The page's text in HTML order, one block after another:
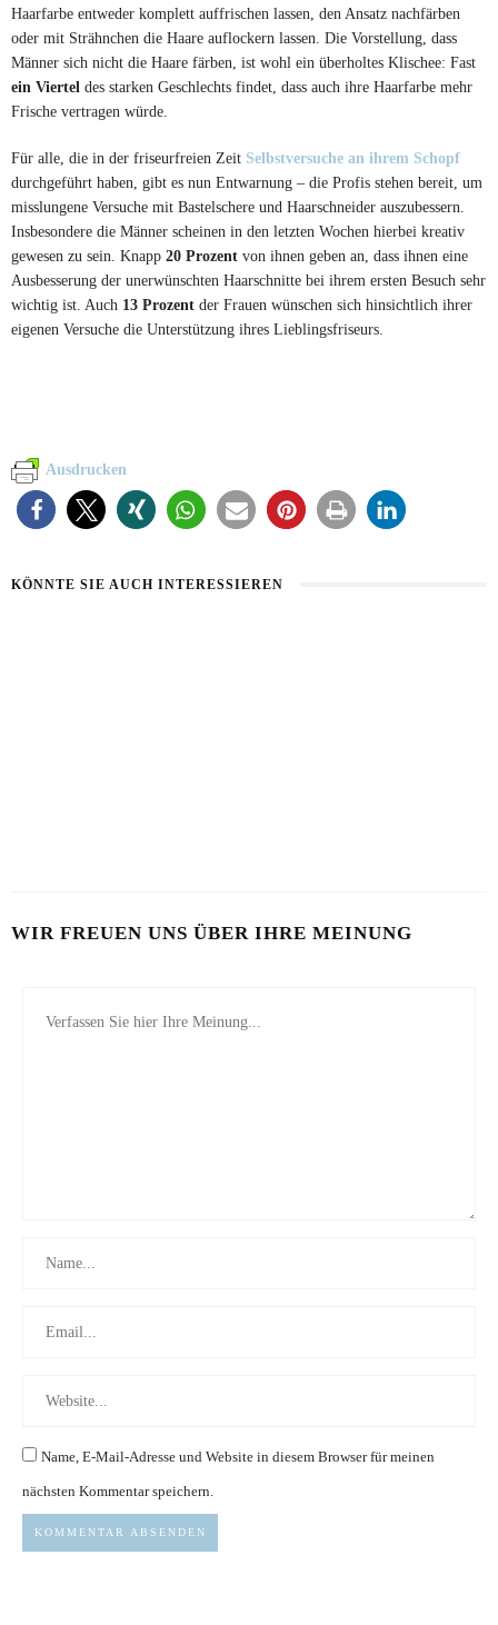
Haarfarbe entweder komplett auffrischen lassen, den Ansatz nachfärben
oder mit Strähnchen die Haare auflockern lassen. Die Vorstellung, dass
Männer sich nicht die Haare färben, ist wohl ein überholtes Klischee: Fast
ein Viertel des starken Geschlechts findet, dass auch ihre Haarfarbe mehr
Frische vertragen würde.
Für alle, die in der friseurfreien Zeit Selbstversuche an ihrem Schopf
durchgeführt haben, gibt es nun Entwarnung – die Profis stehen bereit, um
misslungene Versuche mit Bastelschere und Haarschneider auszubessern.
Insbesondere die Männer scheinen in den letzten Wochen hierbei kreativ
gewesen zu sein. Knapp 20 Prozent von ihnen geben an, dass ihnen eine
Ausbesserung der unerwünschten Haarschnitte bei ihrem ersten Besuch sehr
wichtig ist. Auch 13 Prozent der Frauen wünschen sich hinsichtlich ihrer
eigenen Versuche die Unterstützung ihres Lieblingsfriseurs.
Ausdrucken
KÖNNTE SIE AUCH INTERESSIEREN
WIR FREUEN UNS ÜBER IHRE MEINUNG
Name, E-Mail-Adresse und Website in diesem Browser für meinen
nächsten Kommentar speichern.